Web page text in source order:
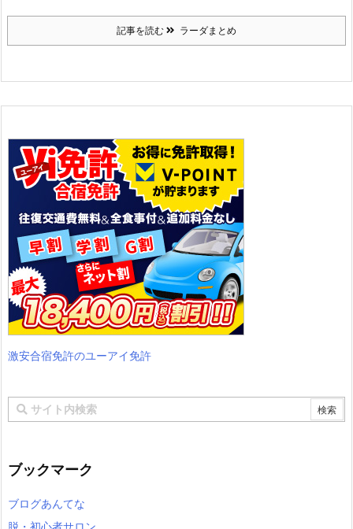
記事を読む ラーダまとめ
激安合宿免許のユーアイ免許
ブックマーク
ブログあんてな
脱・初心者サロン